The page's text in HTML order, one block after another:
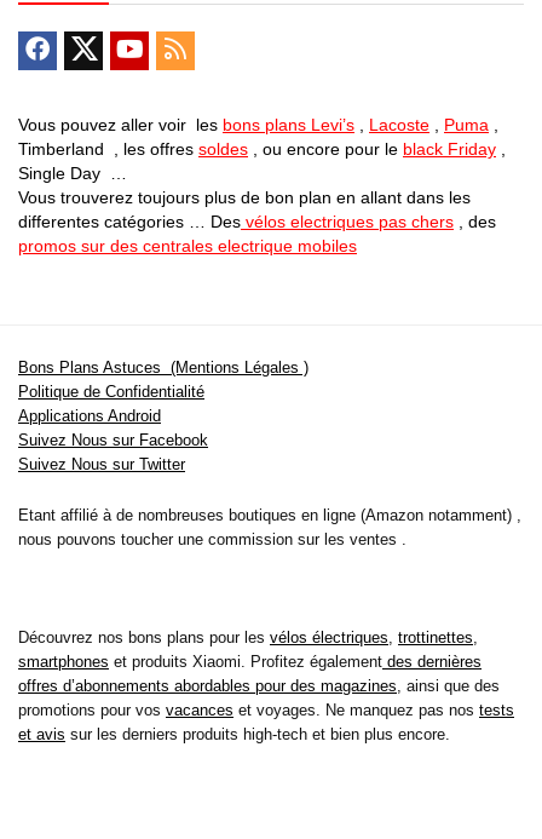
Vous pouvez aller voir les bons plans Levi’s , Lacoste , Puma ,
Timberland , les offres soldes , ou encore pour le black Friday ,
Single Day …
Vous trouverez toujours plus de bon plan en allant dans les
differentes catégories … Des vélos electriques pas chers , des
promos sur des centrales electrique mobiles
Bons Plans Astuces (Mentions Légales )
Politique de Confidentialité
Applications Android
Suivez Nous sur Facebook
Suivez Nous sur Twitter
Etant affilié à de nombreuses boutiques en ligne (Amazon notamment) ,
nous pouvons toucher une commission sur les ventes .
Découvrez nos bons plans pour les vélos électriques, trottinettes,
smartphones et produits Xiaomi. Profitez également des dernières
offres d’abonnements abordables pour des magazines, ainsi que des
promotions pour vos vacances et voyages. Ne manquez pas nos tests
et avis sur les derniers produits high-tech et bien plus encore.